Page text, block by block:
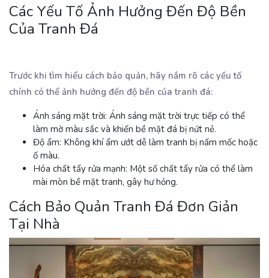
Các Yếu Tố Ảnh Hưởng Đến Độ Bền
Của Tranh Đá
Trước khi tìm hiểu cách bảo quản, hãy nắm rõ các yếu tố
chính có thể ảnh hưởng đến độ bền của tranh đá:
Ánh sáng mặt trời: Ánh sáng mặt trời trực tiếp có thể
làm mờ màu sắc và khiến bề mặt đá bị nứt nẻ.
Độ ẩm: Không khí ẩm ướt dễ làm tranh bị nấm mốc hoặc
ố màu.
Hóa chất tẩy rửa mạnh: Một số chất tẩy rửa có thể làm
mài mòn bề mặt tranh, gây hư hỏng.
Cách Bảo Quản Tranh Đá Đơn Giản
Tại Nhà